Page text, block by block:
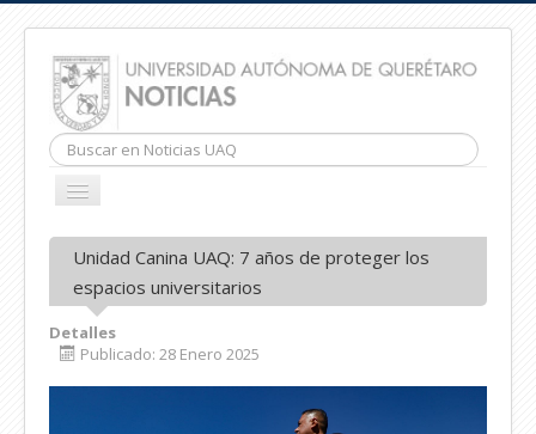
Buscar...
CAMBIAR
INICIO
Unidad Canina UAQ: 7 años de proteger los
espacios universitarios
Detalles
Publicado: 28 Enero 2025